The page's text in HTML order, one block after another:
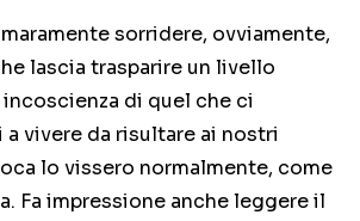
sorridere, ovviamente,
lascia trasparire un livello
di quel che ci
vivere da risultare ai nostri
lo vissero normalmente, come
Fa impressione anche leggere il